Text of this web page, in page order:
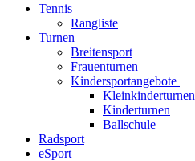
Tennis
Rangliste
Turnen
Breitensport
Frauenturnen
Kindersportangebote
Kleinkinderturnen
Kinderturnen
Ballschule
Radsport
eSport